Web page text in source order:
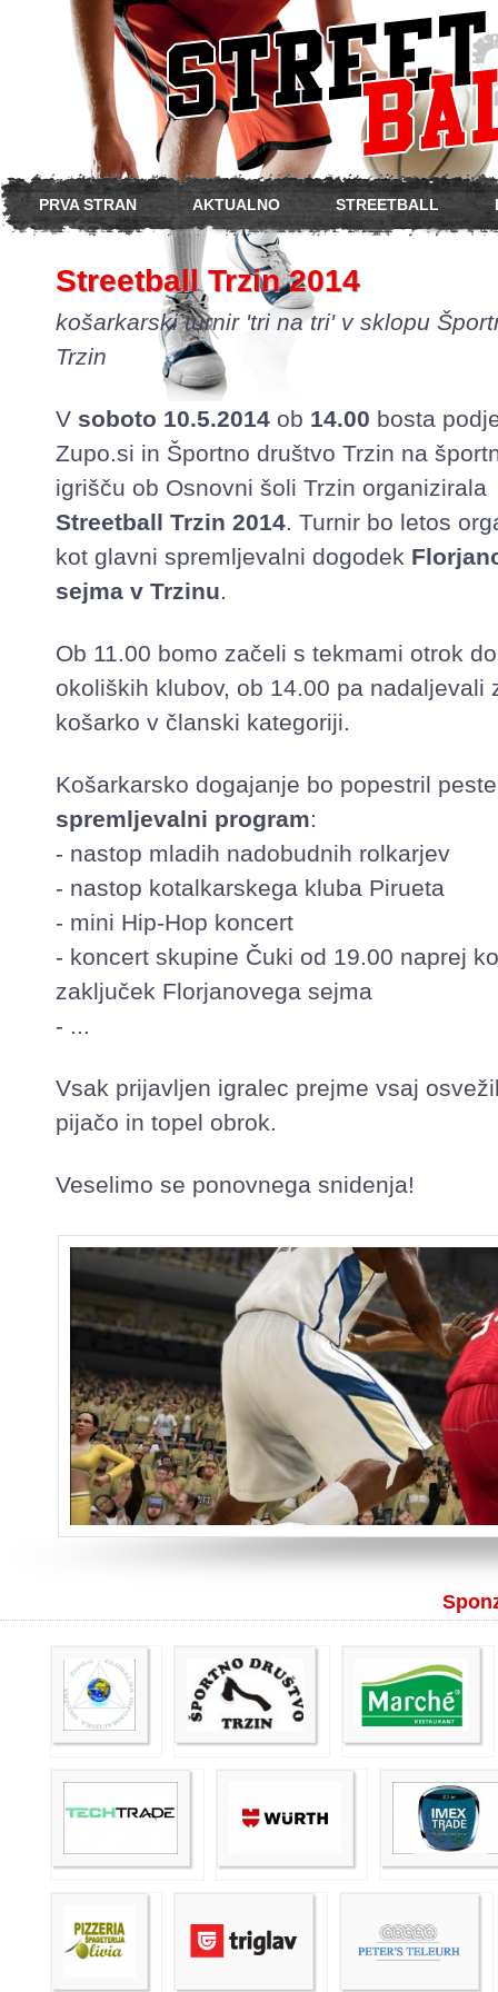
PRVA STRAN AKTUALNO STREETBALL
Streetball Trzin 2014
košarkarski turnir 'tri na tri' v sklopu
Trzin
V soboto 10.5.2014 ob 14.00 bosta
Zupo.si in Športno društvo Trzin na
igrišču ob Osnovni šoli Trzin organizirala
Streetball Trzin 2014. Turnir bo letos
kot glavni spremljevalni dogodek
sejma v Trzinu.
Ob 11.00 bomo začeli s tekmami otrok
okoliških klubov, ob 14.00 pa nadaljevali
košarko v članski kategoriji.
Košarkarsko dogajanje bo popestril
spremljevalni program:
- nastop mladih nadobudnih rolkarjev
- nastop kotalkarskega kluba Pirueta
- mini Hip-Hop koncert
- koncert skupine Čuki od 19.00 naprej
zaključek Florjanovega sejma
- ...
Vsak prijavljen igralec prejme vsaj
pijačo in topel obrok.
Veselimo se ponovnega snidenja!